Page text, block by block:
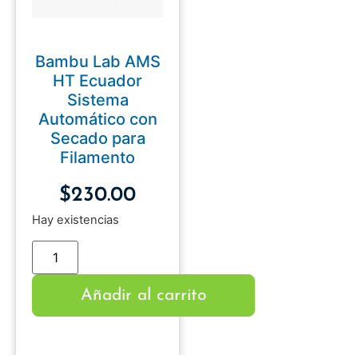
Bambu Lab AMS
HT Ecuador
Sistema
Automático con
Secado para
Filamento
$230.00
Hay existencias
Añadir al carrito